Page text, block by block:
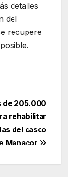
detalles
del
recupere
de 205.000
rehabilitar
del casco
Manacor